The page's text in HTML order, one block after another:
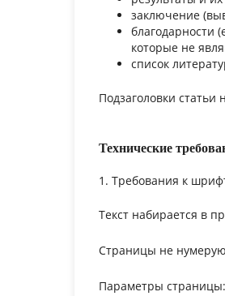
заключение
благодарности
которые не
список
Подзаголовки
Технические
1. Требования к
Текст набирается в
Страницы не
Параметры